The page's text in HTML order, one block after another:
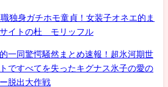
身ガチホモ童貞！女装子オネエ的ま
イトの杜 モリッフル
一同驚愕騒然まとめ速報！超氷河期世
ですべてを失ったキグナス氷子の愛の
脱出大作戦